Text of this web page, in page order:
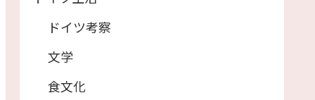
ドイツ考察
文学
食文化